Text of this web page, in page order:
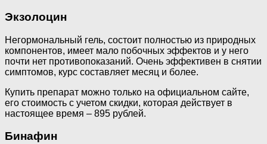
Экзолоцин
Негормональный гель, состоит полностью из природных
компонентов, имеет мало побочных эффектов и у него
почти нет противопоказаний. Очень эффективен в снятии
симптомов, курс составляет месяц и более.
Купить препарат можно только на официальном сайте,
его стоимость с учетом скидки, которая действует в
настоящее время – 895 рублей.
Бинафин